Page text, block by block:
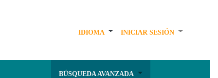
IDIOMA INICIAR SESIÓN
BÚSQUEDA AVANZADA